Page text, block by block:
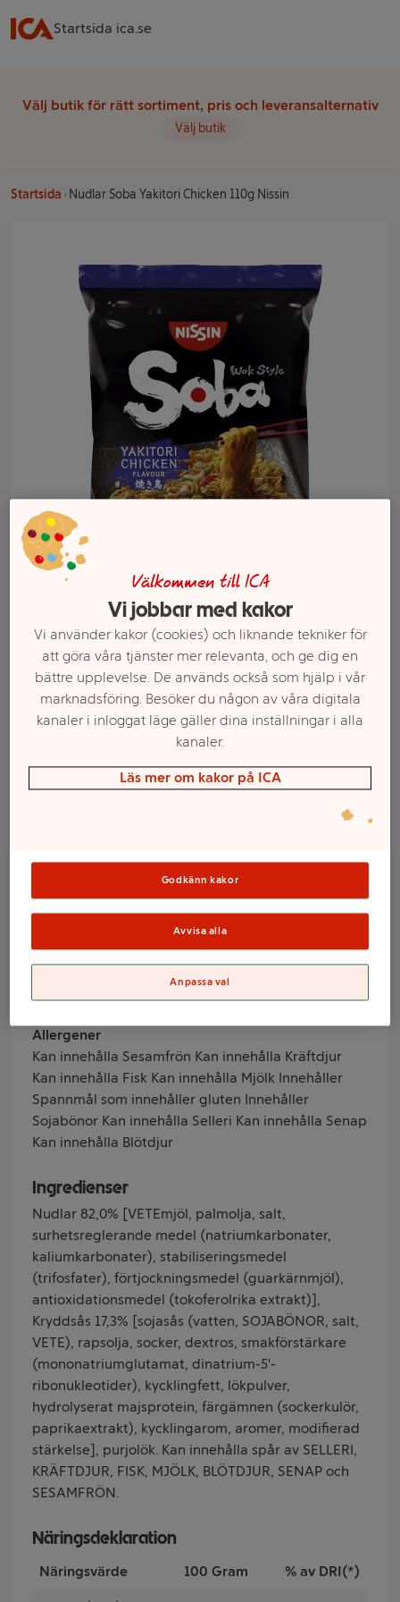
Startsida ica.se
Välj butik för rätt sortiment, pris och leveransalternativ
Välj butik
Startsida Nudlar Soba Yakitori Chicken 110g Nissin
Nudlar Soba
Yakitori Chicken
Varumärke
Nissin
Produktinformation
Allergener
Kan innehålla Sesamfrön Kan innehålla Kräftdjur
Kan innehålla Fisk Kan innehålla Mjölk Innehåller
Spannmål som innehåller gluten Innehåller
Sojabönor Kan innehålla Selleri Kan innehålla Senap
Kan innehålla Blötdjur
Ingredienser
Nudlar 82,0% [VETEmjöl, palmolja, salt,
surhetsreglerande medel (natriumkarbonater,
kaliumkarbonater), stabiliseringsmedel
(trifosfater), förtjockningsmedel (guarkärnmjöl),
antioxidationsmedel (tokoferolrika extrakt)],
Kryddsås 17,3% [sojasås (vatten, SOJABÖNOR, salt,
VETE), rapsolja, socker, dextros, smakförstärkare
(mononatriumglutamat, dinatrium-5'-
ribonukleotider), kycklingfett, lökpulver,
hydrolyserat majsprotein, färgämnen (sockerkulör,
paprikaextrakt), kycklingarom, aromer, modifierad
stärkelse], purjolök. Kan innehålla spår av SELLERI,
KRÄFTDJUR, FISK, MJÖLK, BLÖTDJUR, SENAP och
SESAMFRÖN.
Näringsdeklaration
Näringsvärde 100 Gram % av DRI(*)
Välj butik och handla
Sortimentet kan variera mellan butikerna
Välkommen till ICA
Vi jobbar med kakor
Vi använder kakor (cookies) och liknande tekniker för
att göra våra tjänster mer relevanta, och ge dig en
bättre upplevelse. De används också som hjälp i vår
marknadsföring. Besöker du någon av våra digitala
kanaler i inloggat läge gäller dina inställningar i alla
kanaler.
Läs mer om kakor på ICA
Godkänn kakor
Avvisa alla
Anpassa val